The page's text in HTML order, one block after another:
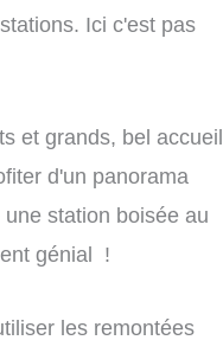
Ici c'est pas
et grands, bel accueil
d'un panorama
station boisée au
génial !
les remontées